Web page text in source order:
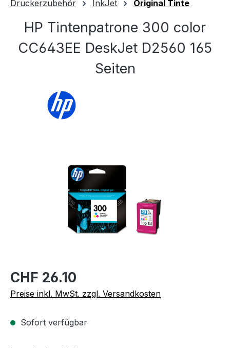
Druckerzubehör InkJet Original Tinte
HP Tintenpatrone 300 color
CC643EE DeskJet D2560 165
Seiten
CHF 26.10
Preise inkl. MwSt. zzgl. Versandkosten
Sofort verfügbar